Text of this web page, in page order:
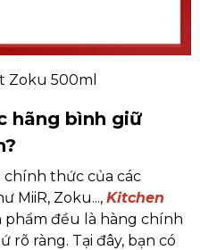
Zoku 500ml
hãng bình giữ
chính thức của các
MiiR, Zoku..., Kitchen
phẩm đều là hàng chính
rõ ràng. Tại đây, bạn có